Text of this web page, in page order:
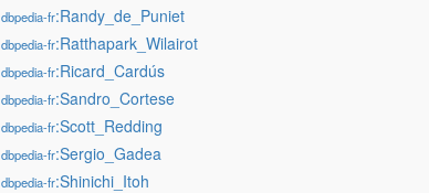
dbpedia-fr:Randy_de_Puniet
dbpedia-fr:Ratthapark_Wilairot
dbpedia-fr:Ricard_Cardús
dbpedia-fr:Sandro_Cortese
dbpedia-fr:Scott_Redding
dbpedia-fr:Sergio_Gadea
dbpedia-fr:Shinichi_Itoh